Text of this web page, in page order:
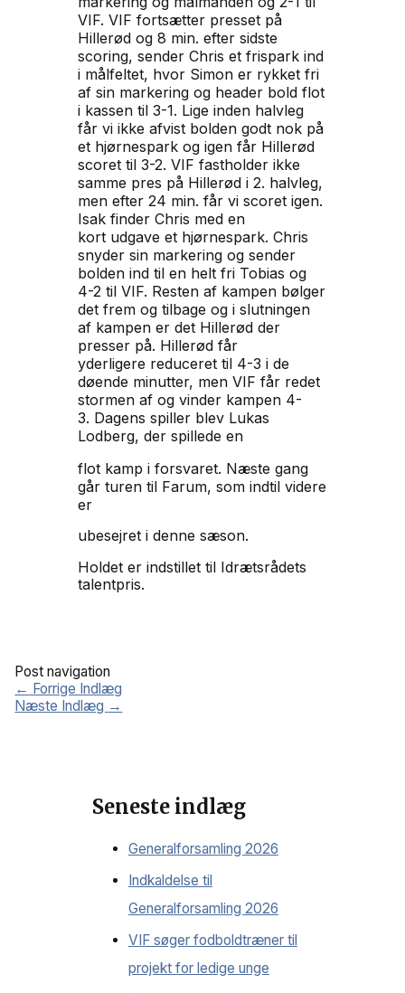
VIF.VIF fortsætter presset på
Hillerød og 8 min. eftersidste
scoring, sender Chris et frispark ind
i målfeltet, hvor Simon er rykketfri
af sin markering og header bold flot
i kassen til 3-1. Lige inden halvleg
får vi ikke afvist bolden godt nok på
et hjørnespark og igen får Hillerød
scoret til 3-2.VIF fastholder ikke
samme pres på Hillerød i 2. halvleg,
men efter 24 min. får vi scoret igen.
Isak finder Chris med en
kort udgave et hjørnespark. Chris
snyder sin markering og sender
bolden ind til en helt fri Tobias og
4-2 til VIF. Resten af kampen bølger
det frem og tilbage og islutningen
af kampen er det Hillerød der
presser på. Hillerød får
yderligere reduceret til 4-3 i de
døende minutter, men VIF får redet
stormen af og vinder kampen 4-
3. Dagens spiller blev Lukas
Lodberg, der spillede en
flot kamp i forsvaret. Næste gang
går turen til Farum, som indtil videre
er
ubesejret i denne sæson.
Holdet er indstillet til Idrætsrådets
talentpris.
Post navigation
← Forrige Indlæg
Næste Indlæg →
Seneste indlæg
Generalforsamling 2026
Indkaldelse til
Generalforsamling 2026
VIF søger fodboldtræner til
projekt for ledige unge